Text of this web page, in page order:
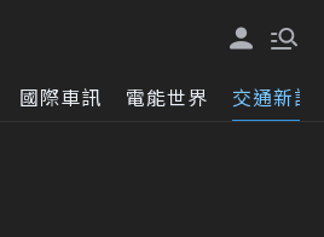
國際車訊 電能世界 交通新訊